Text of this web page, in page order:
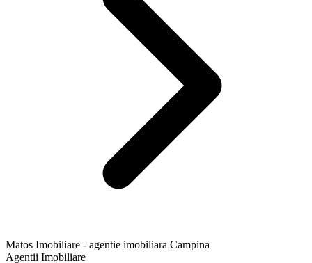
Matos Imobiliare - agentie imobiliara Campina
Agentii Imobiliare